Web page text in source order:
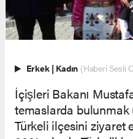
Erkek | Kadın (Haberi Sesli
İçişleri Bakanı
temaslarda bulunmak
Türkeli ilçesini ziyaret